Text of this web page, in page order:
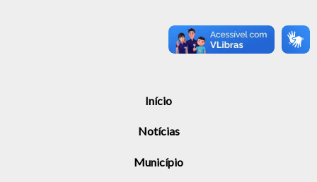
Início
Notícias
Município